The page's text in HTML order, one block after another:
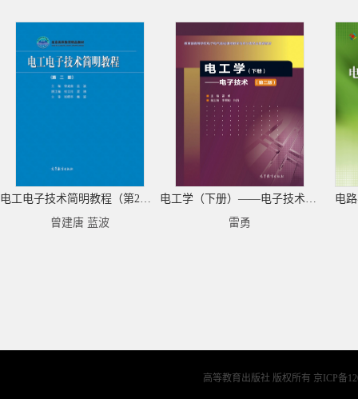
电工电子技术简明教程（第2版）
曾建唐 蓝波
电工学（下册）——电子技术（第2版）
雷勇
电
高等教育出版社 版权所有 京ICP备